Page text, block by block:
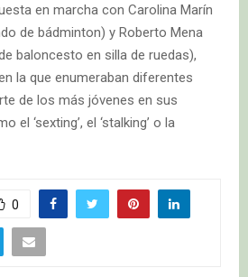
en marcha con Carolina Marín
de bádminton) y Roberto Mena
baloncesto en silla de ruedas),
la que enumeraban diferentes
de los más jóvenes en sus
el ‘sexting’, el ‘stalking’ o la
0